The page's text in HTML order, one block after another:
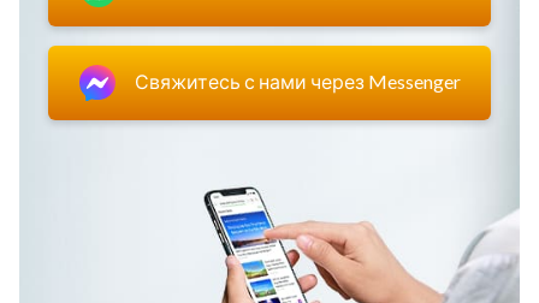
Свяжитесь с нами через Messenger